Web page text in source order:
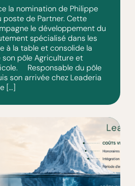
la nomination de Philippe
poste de Partner. Cette
le développement du
spécialisé dans les
à la table et consolide la
pôle Agriculture et
Responsable du pôle
son arrivée chez Leaderia
[…]